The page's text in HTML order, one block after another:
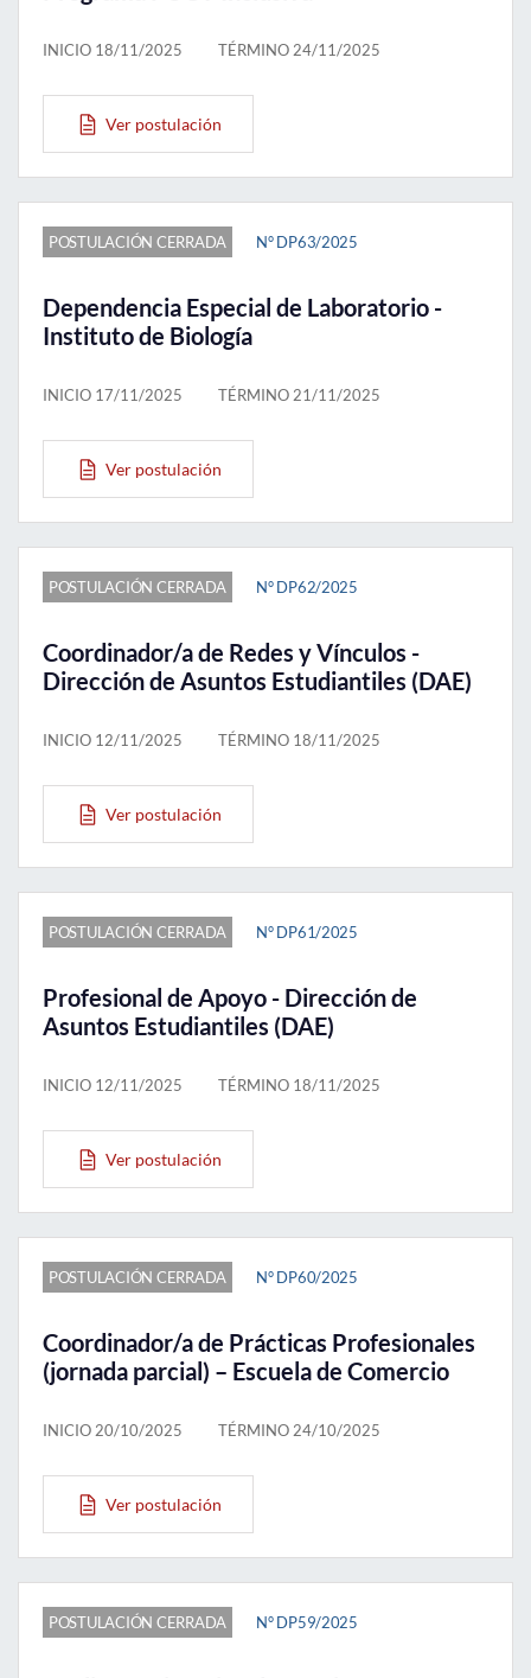
INICIO 18/11/2025 TÉRMINO 24/11/2025
Ver postulación
POSTULACIÓN CERRADA N° DP63/2025
Dependencia Especial de Laboratorio -
Instituto de Biología
INICIO 17/11/2025 TÉRMINO 21/11/2025
Ver postulación
POSTULACIÓN CERRADA N° DP62/2025
Coordinador/a de Redes y Vínculos -
Dirección de Asuntos Estudiantiles (DAE)
INICIO 12/11/2025 TÉRMINO 18/11/2025
Ver postulación
POSTULACIÓN CERRADA N° DP61/2025
Profesional de Apoyo - Dirección de
Asuntos Estudiantiles (DAE)
INICIO 12/11/2025 TÉRMINO 18/11/2025
Ver postulación
POSTULACIÓN CERRADA N° DP60/2025
Coordinador/a de Prácticas Profesionales
(jornada parcial) – Escuela de Comercio
INICIO 20/10/2025 TÉRMINO 24/10/2025
Ver postulación
POSTULACIÓN CERRADA N° DP59/2025